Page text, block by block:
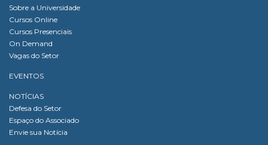
Sobre a Universidade
Cursos Online
Cursos Presenciais
On Demand
Vagas do Setor
EVENTOS
NOTÍCIAS
Defesa do Setor
Espaço do Associado
Envie sua Notícia